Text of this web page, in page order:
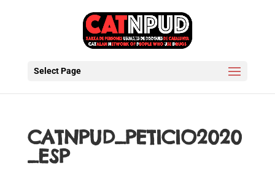
Select Page
CATNPUD_PETICIO2020
_ESP